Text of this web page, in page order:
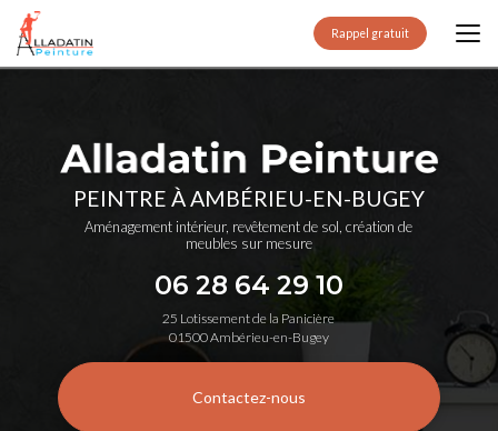
Aller
contenu
principal
Rappel gratuit
PEINTRE À AMBÉRIEU-EN-BUGEY
Aménagement intérieur, revêtement de sol, création de
meubles sur mesure
06 28 64 29 10
25 Lotissement de la Panicière
01500 Ambérieu-en-Bugey
Contactez-nous